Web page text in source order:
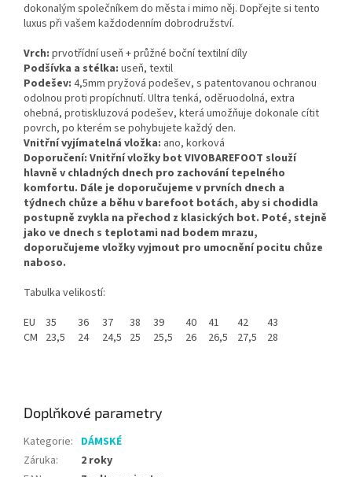
dokonalým společníkem do města i mimo něj. Dopřejte si tento
luxus při vašem každodenním dobrodružství.
Vrch: prvotřídní useň + průžné boční textilní díly
Podšívka a stélka: useň, textil
Podešev: 4,5mm pryžová podešev, s patentovanou ochranou
odolnou proti propíchnutí. Ultra tenká, oděruodolná, extra
ohebná, protiskluzová podešev, která umožňuje dokonale cítit
povrch, po kterém se pohybujete každý den.
Vnitřní vyjímatelná vložka: ano, korková
Doporučení: Vnitřní vložky bot VIVOBAREFOOT slouží
hlavně v chladných dnech pro zachování tepelného
komfortu. Dále je doporučujeme v prvních dnech a
týdnech chůze a běhu v barefoot botách, aby si chodidla
postupně zvykla na přechod z klasických bot. Poté, stejně
jako ve dnech s teplotami nad bodem mrazu,
doporučujeme vložky vyjmout pro umocnění pocitu chůze
naboso.
Tabulka velikostí:
EU
35 36 37 38 39 40 41 42
43
CM 23,5 24 24,5 25 25,5 26 26,5 27,5 28
Doplňkové parametry
Kategorie: DÁMSKÉ
Záruka:
2 roky